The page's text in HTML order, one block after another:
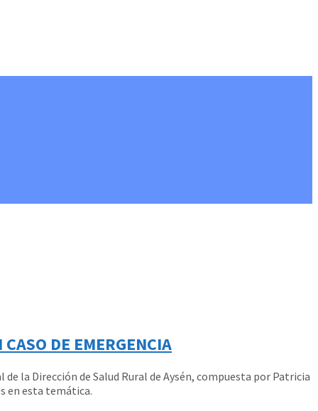
DE EMERGENCIA
la Dirección de Salud Rural de Aysén, compuesta por Patricia
en esta temática.